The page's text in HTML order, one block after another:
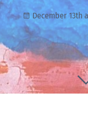
December 13th